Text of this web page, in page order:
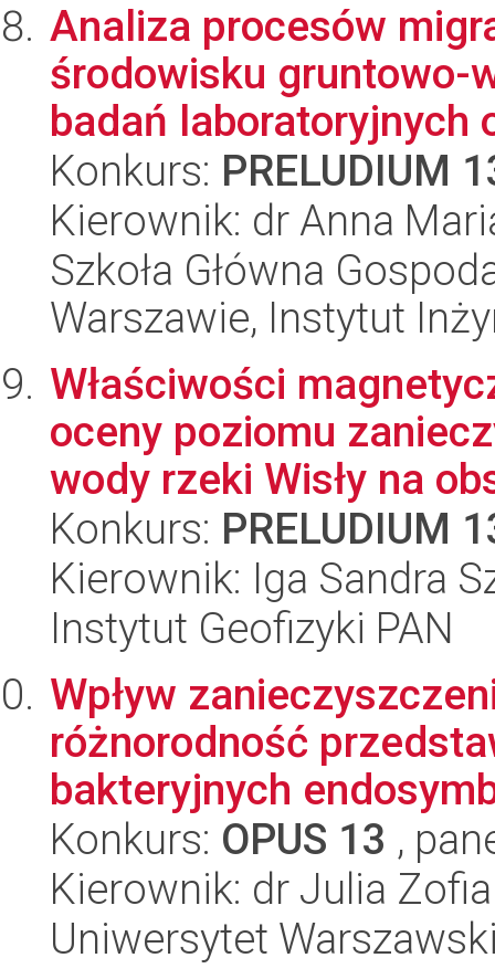
Analiza procesów
środowisku gruntowo-
badań laboratoryjnych
Konkurs: PRELUDIUM
Kierownik: dr Anna
Szkoła Główna
Warszawie, Instytut
Właściwości
oceny poziomu
wody rzeki Wisły na
Konkurs: PRELUDIUM
Kierownik: Iga Sandra
Instytut Geofizyki PAN
Wpływ
różnorodność
bakteryjnych
Konkurs: OPUS 13 ,
Kierownik: dr Julia
Uniwersytet